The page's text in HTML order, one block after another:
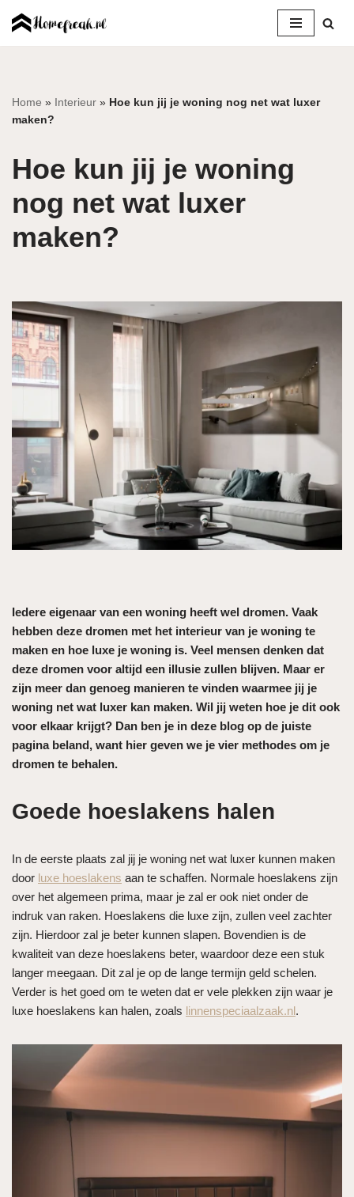
inhoud
Home » Interieur » Hoe kun jij je woning nog net wat luxer
maken?
Hoe kun jij je woning
nog net wat luxer
maken?
Iedere eigenaar van een woning heeft wel dromen. Vaak
hebben deze dromen met het interieur van je woning te
maken en hoe luxe je woning is. Veel mensen denken dat
deze dromen voor altijd een illusie zullen blijven. Maar er
zijn meer dan genoeg manieren te vinden waarmee jij je
woning net wat luxer kan maken. Wil jij weten hoe je dit ook
voor elkaar krijgt? Dan ben je in deze blog op de juiste
pagina beland, want hier geven we je vier methodes om je
dromen te behalen.
Goede hoeslakens halen
In de eerste plaats zal jij je woning net wat luxer kunnen maken
door luxe hoeslakens aan te schaffen. Normale hoeslakens zijn
over het algemeen prima, maar je zal er ook niet onder de
indruk van raken. Hoeslakens die luxe zijn, zullen veel zachter
zijn. Hierdoor zal je beter kunnen slapen. Bovendien is de
kwaliteit van deze hoeslakens beter, waardoor deze een stuk
langer meegaan. Dit zal je op de lange termijn geld schelen.
Verder is het goed om te weten dat er vele plekken zijn waar je
luxe hoeslakens kan halen, zoals linnenspeciaalzaak.nl.